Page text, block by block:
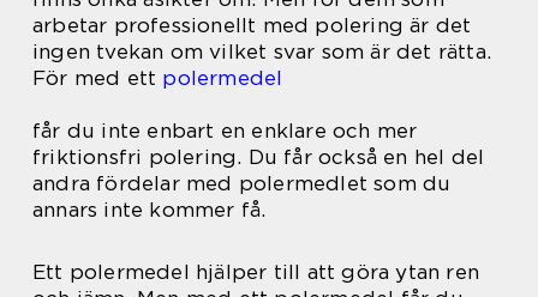
arbetar professionellt med polering är det
ingen tvekan om vilket svar som är det rätta.
För med ett polermedel
får du inte enbart en enklare och mer
friktionsfri polering. Du får också en hel del
andra fördelar med polermedlet som du
annars inte kommer få.
Ett polermedel hjälper till att göra ytan ren